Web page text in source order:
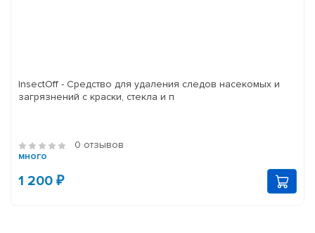
InsectOff - Средство для удаления следов насекомых и
загрязнений с краски, стекла и п
0 отзывов
много
1 200 ₽